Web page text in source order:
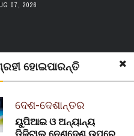
ହୋଇପାରନ୍ତି
ଦେଶ-ଦେଶାନ୍ତର
ୟୁପିଆଇ ଓ ଅନ୍ୟାନ୍ୟ
ଡିଜିଟାଲ୍ ନେଣଦେଣ ଉପରେ
07, 2026